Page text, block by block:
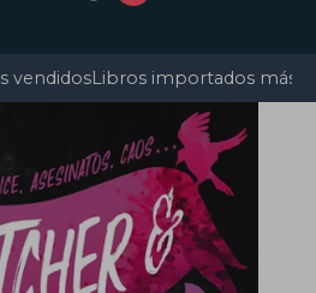
vendidosLibros importados más